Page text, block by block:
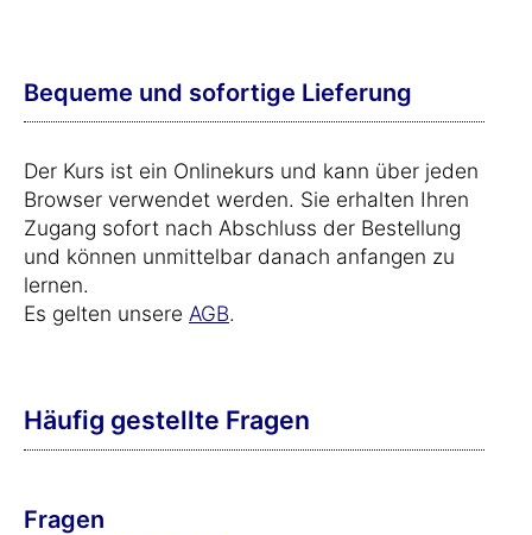
Bequeme und sofortige Lieferung
Der Kurs ist ein Onlinekurs und kann über jeden
Browser verwendet werden. Sie erhalten Ihren
Zugang sofort nach Abschluss der Bestellung
und können unmittelbar danach anfangen zu
lernen.
Es gelten unsere AGB.
Häufig gestellte Fragen
Fragen